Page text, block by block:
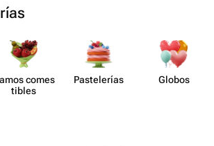
comes​
tibles
Paste​lerías Globos